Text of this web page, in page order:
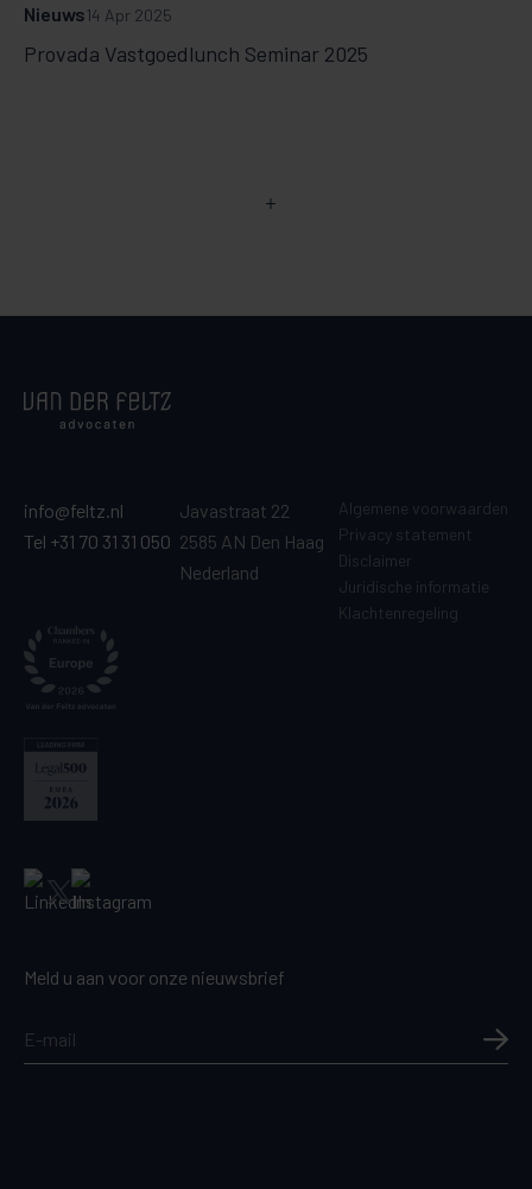
Provada Vastgoedlunch Seminar 2025
Nieuws14 Apr 2025
info@feltz.nl
Tel +31 70 31 31 050
Javastraat 22
2585 AN Den Haag
Nederland
Algemene voorwaarden
Privacy statement
Disclaimer
Juridische informatie
Klachtenregeling
Meld u aan voor onze nieuwsbrief